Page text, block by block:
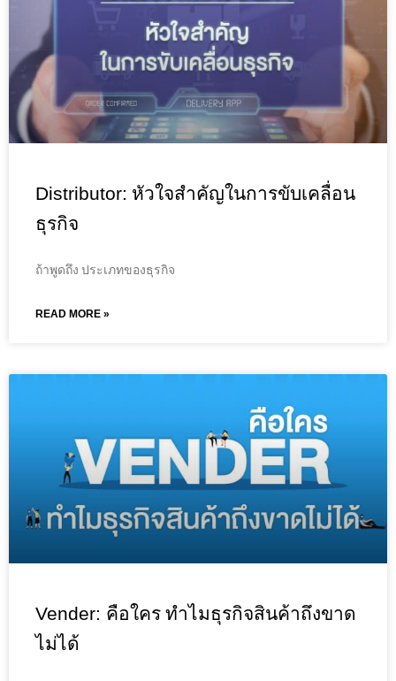
Distributor: หัวใจสำคัญในการขับเคลื่อน
ธุรกิจ
ถ้าพูดถึง ประเภทของธุรกิจ
READ MORE »
Vender: คือใคร ทำไมธุรกิจสินค้าถึงขาด
ไม่ได้